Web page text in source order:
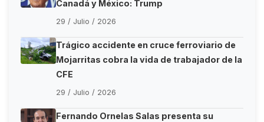
Canadá y México: Trump
29 / Julio / 2026
Trágico accidente en cruce ferroviario de
Mojarritas cobra la vida de trabajador de la
CFE
29 / Julio / 2026
Fernando Ornelas Salas presenta su